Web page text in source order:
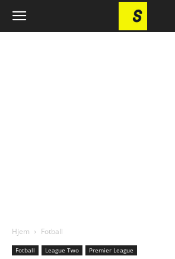
Hjem Fotball
Fotball League Two Premier League